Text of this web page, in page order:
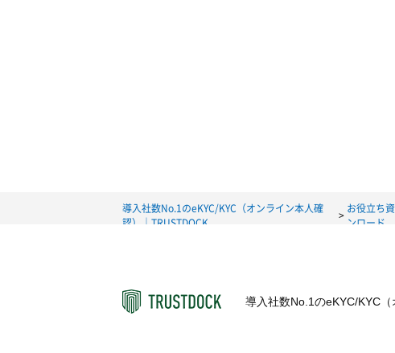
らの同意を得るものとします。また、お客様
・当社およびグループ会社で取り扱う製品・
3. 個人データの第三者提供
導入社数No.1のeKYC/KYC（オンライン本人確
認）｜TRUSTDOCK
お役立ち
ンロード
導入社数No.1のeKYC/KYC（